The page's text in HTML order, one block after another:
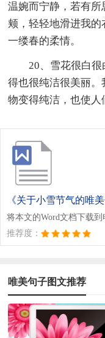
温婉而宁静，若有
颊，轻轻地滑进我
一缕春的柔情。
20、雪花很白
得也很纯洁很美丽
物变得纯洁，也使人
《关于小雪节气的唯
将本文的Word文档下载
推荐度：
唯美句子图文推荐